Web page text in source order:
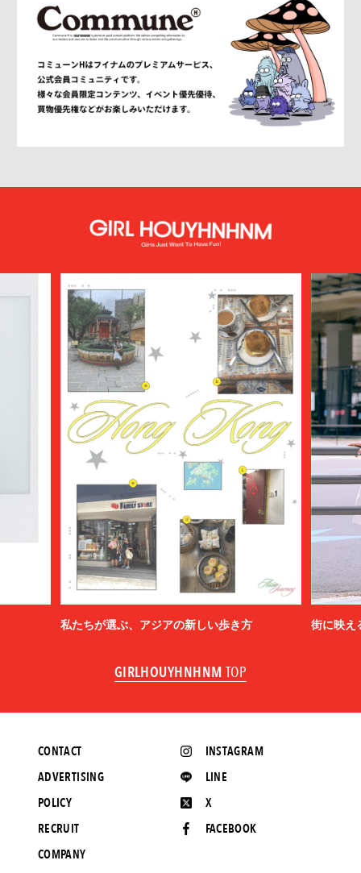
私たちが選ぶ、アジアの新しい歩き方 街に映え
GIRLHOUYHNHNM TOP
INSTAGRAM
LINE
X
FACEBOOK
CONTACT
ADVERTISING
POLICY
RECRUIT
COMPANY